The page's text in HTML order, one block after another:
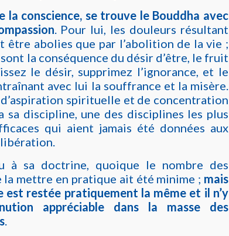
la conscience, se trouve le Bouddha avec
. Pour lui, les douleurs résultant
être abolies que par l’abolition de la vie ;
la conséquence du désir d’être, le fruit
le désir, supprimez l’ignorance, et le
avec lui la souffrance et la misère.
spirituelle et de concentration
sa discipline, une des disciplines les plus
qui aient jamais été données aux
libération.
à sa doctrine, quoique le nombre des
la mettre en pratique ait été minime ; mais
restée pratiquement la même et il n’y
appréciable dans la masse des
.